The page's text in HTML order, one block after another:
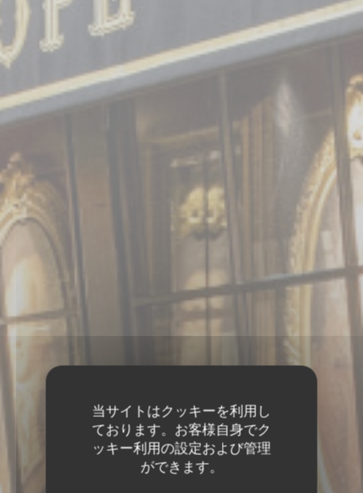
当サイトはクッキーを利用し
ております。お客様自身でク
ッキー利用の設定および管理
ができます。